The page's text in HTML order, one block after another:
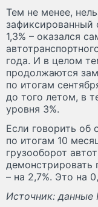
Тем не менее,
зафиксированный
1,3% – оказался
года. И в целом
продолжаются
по итогам
до того летом, в
уровня 3%.
Если говорить об
по итогам 10
грузооборот
– на 2,7%. Это на
Источник: данные